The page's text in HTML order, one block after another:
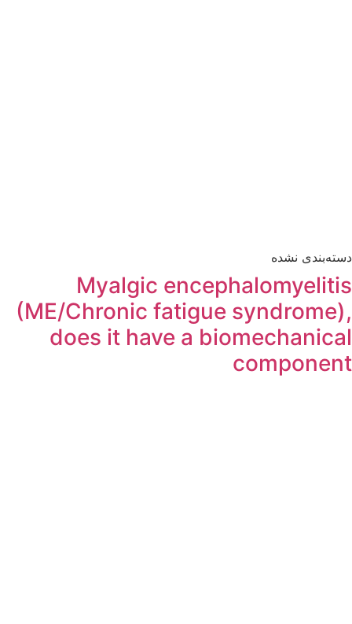
دسته‌بندی نشده
Myalgic encephalomyelitis
(ME/Chronic fatigue syndrome),
does it have a biomechanical
component